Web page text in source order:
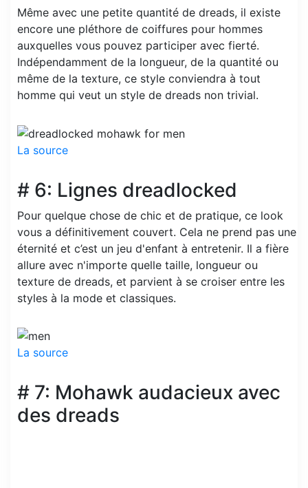
Même avec une petite quantité de dreads, il existe
encore une pléthore de coiffures pour hommes
auxquelles vous pouvez participer avec fierté.
Indépendamment de la longueur, de la quantité ou
même de la texture, ce style conviendra à tout
homme qui veut un style de dreads non trivial.
La source
# 6: Lignes dreadlocked
Pour quelque chose de chic et de pratique, ce look
vous a définitivement couvert. Cela ne prend pas une
éternité et c’est un jeu d'enfant à entretenir. Il a fière
allure avec n'importe quelle taille, longueur ou
texture de dreads, et parvient à se croiser entre les
styles à la mode et classiques.
La source
# 7: Mohawk audacieux avec
des dreads